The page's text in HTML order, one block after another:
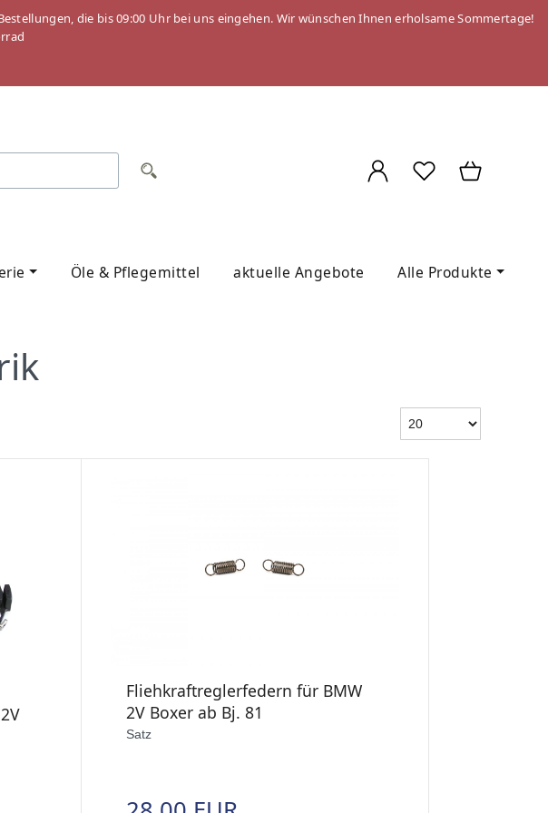
die bis 09:00 Uhr bei uns eingehen. Wir wünschen Ihnen erholsame Sommertage!
Öle & Pflegemittel aktuelle Angebote Alle Produkte
Fliehkraftreglerfedern für BMW
2V Boxer ab Bj. 81
Satz